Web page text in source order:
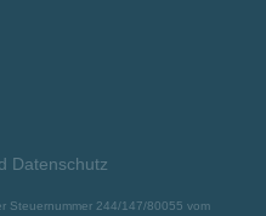
Datenschutz
Steuernummer 244/147/80055 vom